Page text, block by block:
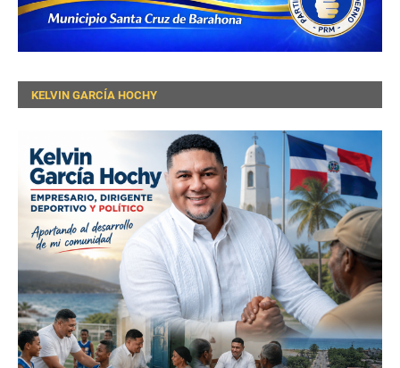
KELVIN GARCÍA HOCHY